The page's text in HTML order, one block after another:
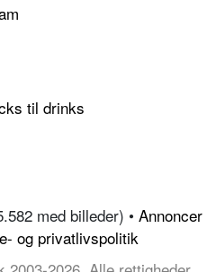
til drinks
med billeder) • Annoncer
og privatlivspolitik